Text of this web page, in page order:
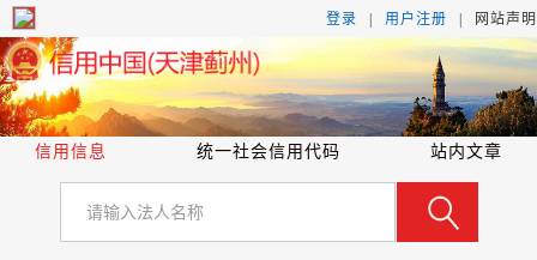
登录 用户注册 网 站声 明
信用信息 统一社会信用代码 站内文章